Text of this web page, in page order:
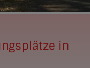
in